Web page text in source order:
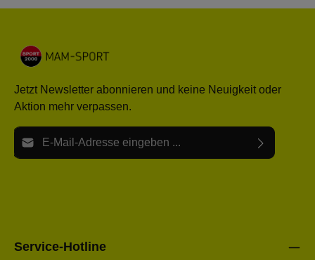
Jetzt Newsletter abonnieren und keine Neuigkeit oder
Aktion mehr verpassen.
E-Mail-Adresse*
Service-Hotline